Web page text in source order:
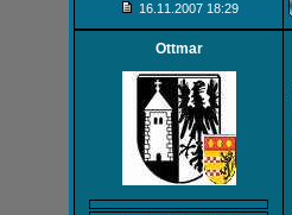
16.11.2007 18:29
Ottmar